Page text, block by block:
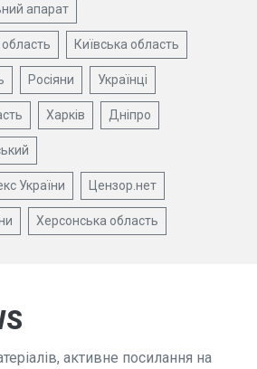
апарат
Київська область
Росіяни Українці
Харків Дніпро
України Цензор.нет
Херсонська область
активне посилання на